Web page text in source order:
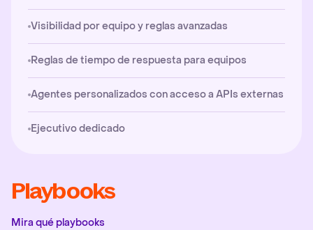
Visibilidad por equipo y reglas avanzadas
Reglas de tiempo de respuesta para equipos
Agentes personalizados con acceso a APIs externas
Ejecutivo dedicado
Playbooks
Mira qué playbooks